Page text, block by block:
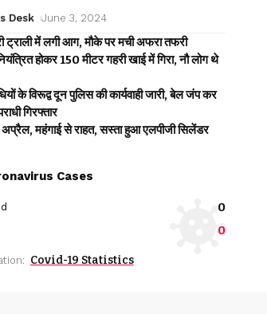
Desk June 3, 2024
ट्राली में लगी आग, मौके पर मची अफरा तफरी
होकर 150 मीटर गहरी खाई में गिरा, नौ लोग थे
के विरूद्व दून पुलिस की कार्यवाही जारी, बेल जंप कर
गिरफ्तार
महंगाई से राहत, सस्ता हुआ एलपीजी सिलेंडर
Cases
0
0
Covid-19 Statistics